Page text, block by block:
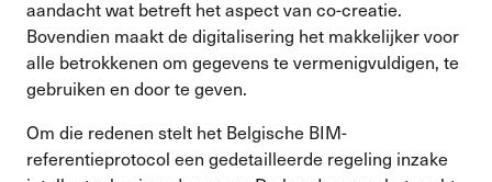
aandacht wat betreft het aspect van co-creatie.
Bovendien maakt de digitalisering het makkelijker voor
alle betrokkenen om gegevens te vermenigvuldigen, te
gebruiken en door te geven.
Om die redenen stelt het Belgische BIM-
referentieprotocol een gedetailleerde regeling inzake